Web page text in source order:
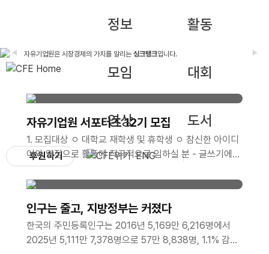
정보 활동
모임 대회
영상 도서
후원하기 ENG
자유기업원은 시장경제의 가치를 알리는 싱크탱크입니다.
◀ ▶
자유기업원 서포터즈 12기 모집
1. 모집대상 ㅇ 대학교 재학생 및 휴학생 ㅇ 참신한 아이디
어와 열정으로 활동에 적극적으로 임하실 분 - 글쓰기에
능하고 사진 및 이미지 편집이 가능한 자 - 타 서포터즈 활
동 유경험자 및 SNS 활용 가능자, 그래픽툴 활용 가능자
한 분 - 월 2회 이상 콘텐츠(카드뉴스, 블로그, 동영상 등)
제작이 가능한 분 - 발대식 및 수료식(비대면)에 참석 가능
한 분 *발대식 일시/장소: 2026년 8월 28일 금요일 오
인구는 줄고, 지방정부는 커졌다
한국의 주민등록인구는 2016년 5,169만 6,216명에서
2025년 5,111만 7,378명으로 57만 8,838명, 1.1% 감소